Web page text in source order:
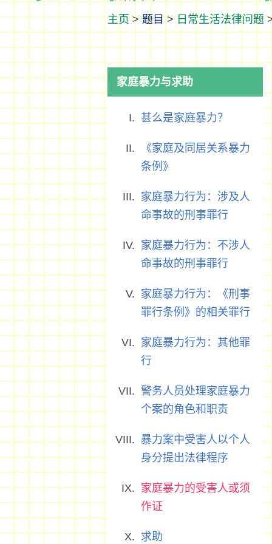
>题目>日常生活法律问题
家庭暴力与求助
甚么是家庭暴力？
《家庭及同居关系暴力
条例》
家庭暴力行为：涉及人
命事故的刑事罪行
家庭暴力行为：不涉人
命事故的刑事罪行
家庭暴力行为：《刑事
罪行条例》的相关罪行
家庭暴力行为：其他罪
行
警务人员处理家庭暴力
个案的角色和职责
暴力案中受害人以个人
身分提出法律程序
家庭暴力的受害人或须
作证
求助